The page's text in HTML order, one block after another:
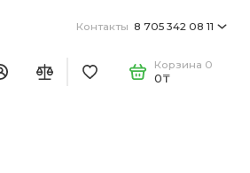
Контакты 8 705 342 08 11
Корзина 0
0₸